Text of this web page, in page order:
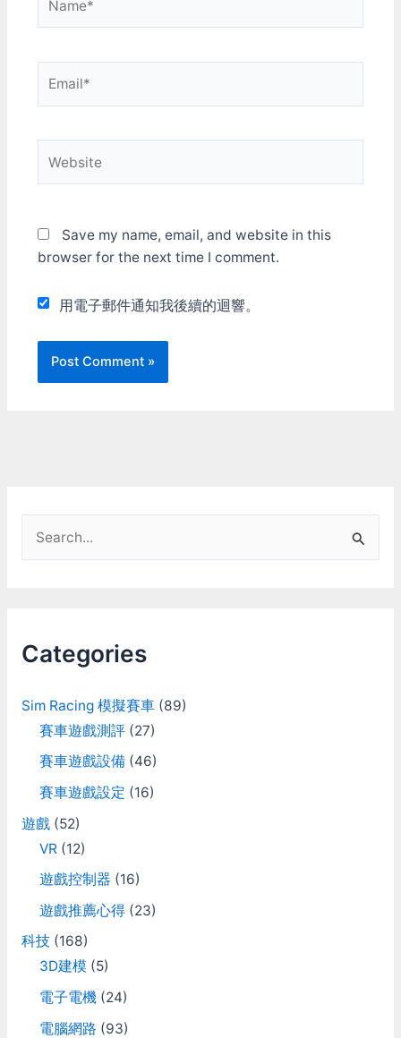
Save my name, email, and website in this
browser for the next time I comment.
用電子郵件通知我後續的迴響。
e
h
Categories
Sim Racing 模擬賽車(89)
賽車遊戲測評(27)
賽車遊戲設備(46)
賽車遊戲設定 (16)
遊戲(52)
VR (12)
遊戲控制器 (16)
遊戲推薦心得(23)
科技(168)
3D建模 (5)
電子電機(24)
電腦網路 (93)